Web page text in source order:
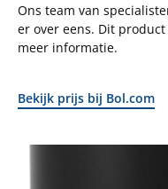
Ons team van
er over eens. Dit
meer informatie.
Bekijk prijs bij Bol.com